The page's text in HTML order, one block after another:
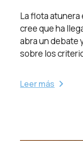
La flota atunera
cree que ha
abra un debate
sobre los
Leer más